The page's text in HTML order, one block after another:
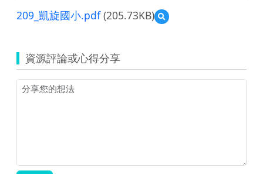
209_凱旋國小.pdf(205.73KB)
預
覽
國
小.pdf
資源評論或心得分享